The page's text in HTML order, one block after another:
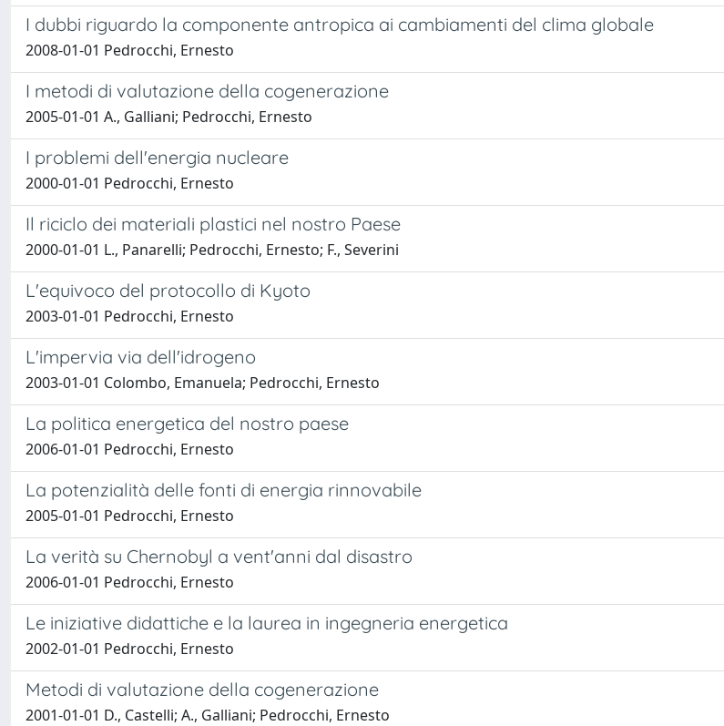
I dubbi riguardo la componente antropica ai cambiamenti del clima globale
2008-01-01 Pedrocchi, Ernesto
I metodi di valutazione della cogenerazione
2005-01-01 A., Galliani; Pedrocchi, Ernesto
I problemi dell'energia nucleare
2000-01-01 Pedrocchi, Ernesto
Il riciclo dei materiali plastici nel nostro Paese
2000-01-01 L., Panarelli; Pedrocchi, Ernesto; F., Severini
L'equivoco del protocollo di Kyoto
2003-01-01 Pedrocchi, Ernesto
L'impervia via dell'idrogeno
2003-01-01 Colombo, Emanuela; Pedrocchi, Ernesto
La politica energetica del nostro paese
2006-01-01 Pedrocchi, Ernesto
La potenzialità delle fonti di energia rinnovabile
2005-01-01 Pedrocchi, Ernesto
La verità su Chernobyl a vent'anni dal disastro
2006-01-01 Pedrocchi, Ernesto
Le iniziative didattiche e la laurea in ingegneria energetica
2002-01-01 Pedrocchi, Ernesto
Metodi di valutazione della cogenerazione
2001-01-01 D., Castelli; A., Galliani; Pedrocchi, Ernesto